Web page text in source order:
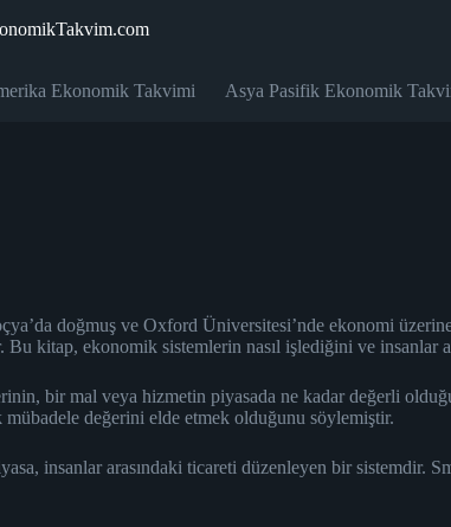
Ekonomik Takvimi Asya Pasifik Ekonomik
doğmuş ve Oxford Üniversitesi’nde ekonomi
kitap, ekonomik sistemlerin nasıl işlediğini ve insanlar
bir mal veya hizmetin piyasada ne kadar değerli
mübadele değerini elde etmek olduğunu söylemiştir.
insanlar arasındaki ticareti düzenleyen bir sistemdir.